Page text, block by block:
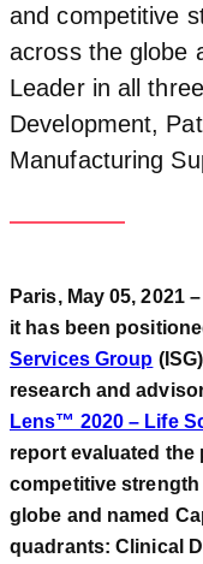
and competitive
across the globe
Leader in all
Development,
Manufacturing
Paris, May 05, 2021
it has been
Services Group
research and
Lens™ 2020 – Life
report evaluated the
competitive
globe and named
quadrants: Clinical